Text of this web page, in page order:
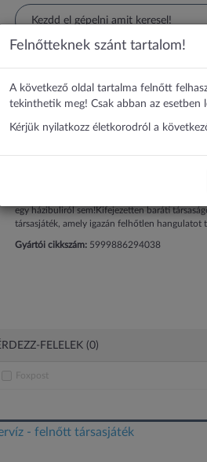
társasjáték (5999886294038)
Buliszervíz - felnőtt
(5999886294038)
8 990 Ft-tól
Buliszerviz, a tökéletes bulibeindító,
egy házibuliról sem!Kifejezetten baráti
társasjáték, amely igazán felhőtlen hangulatot
Gyártói cikkszám:5999886294038
FELELEK (0)
Foxpost
- felnőtt társasjáték
Felnőtteknek szánt tartalom!
A következő oldal tartalma felnőtt
tekinthetik meg! Csak abban az esetben
Kérjük nyilatkozz életkorodról a